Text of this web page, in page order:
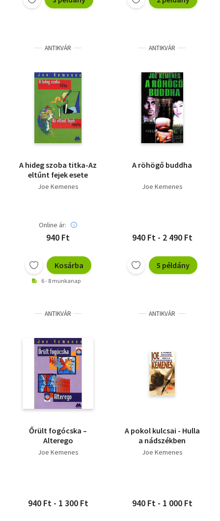
ANTIKVÁR
A hideg szoba titka-Az
eltűnt fejek esete
Joe Kemenes
Online ár:
940 Ft
Kosárba
6 - 8 munkanap
ANTIKVÁR
A röhögő buddha
Joe Kemenes
940 Ft - 2 490 Ft
5 példány
ANTIKVÁR
Őrült fogócska –
Alterego
Joe Kemenes
940 Ft - 1 300 Ft
ANTIKVÁR
A pokol kulcsai - Hulla
a nádszékben
Joe Kemenes
940 Ft - 1 000 Ft